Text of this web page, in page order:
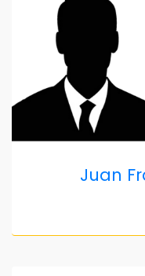
Juan